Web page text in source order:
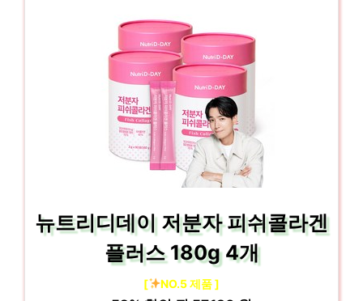
뉴트리디데이 저분자 피쉬콜라겐
플러스 180g 4개
[ NO.5 제품 ]